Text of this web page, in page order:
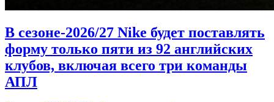
В сезоне-2026/27 Nike будет поставлять
форму только пяти из 92 английских
клубов, включая всего три команды
АПЛ